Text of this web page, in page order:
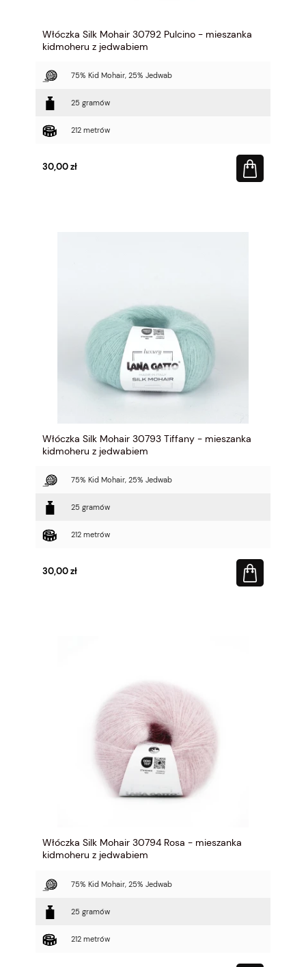
Włóczka Silk Mohair 30792 Pulcino - mieszanka
kidmoheru z jedwabiem
75% Kid Mohair, 25% Jedwab
25 gramów
212 metrów
30,00 zł
Włóczka Silk Mohair 30793 Tiffany - mieszanka
kidmoheru z jedwabiem
75% Kid Mohair, 25% Jedwab
25 gramów
212 metrów
30,00 zł
Włóczka Silk Mohair 30794 Rosa - mieszanka
kidmoheru z jedwabiem
75% Kid Mohair, 25% Jedwab
25 gramów
212 metrów